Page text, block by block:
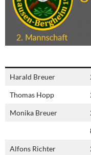
Harald Breuer
Thomas Hopp
Monika Breuer
Alfons Richter